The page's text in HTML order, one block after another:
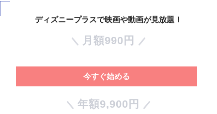
ディズニープラスで映画や動画が見放題！
月額990円
今すぐ始める
年額9,900円